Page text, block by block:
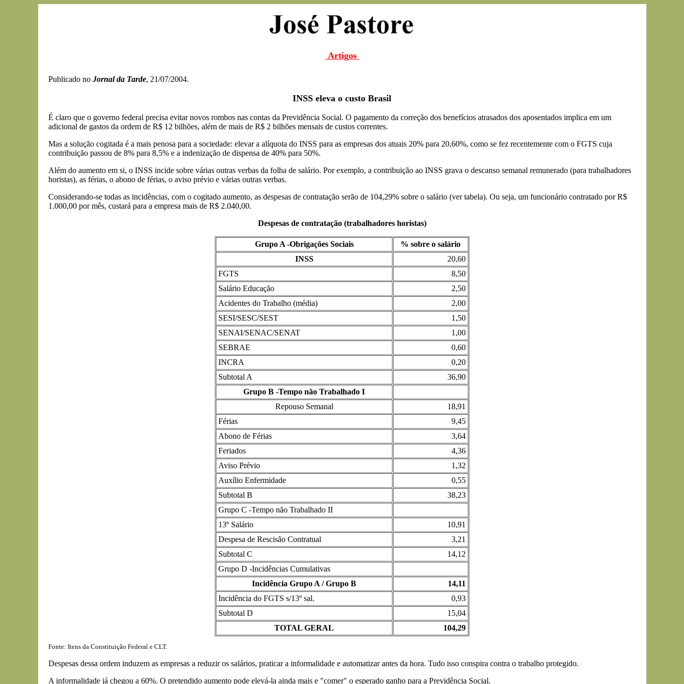
Artigos
Publicado no Jornal da Tarde, 21/07/2004.
INSS eleva o custo Brasil
É claro que o governo federal precisa evitar novos rombos nas contas da Previdência Social. O pagamento da correção dos benefícios atrasados dos aposentados implica em um
adicional de gastos da ordem de R$ 12 bilhões, além de mais de R$ 2 bilhões mensais de custos correntes.
Mas a solução cogitada é a mais penosa para a sociedade: elevar a alíquota do INSS para as empresas dos atuais 20% para 20,60%, como se fez recentemente com o FGTS cuja
contribuição passou de 8% para 8,5% e a indenização de dispensa de 40% para 50%.
Além do aumento em si, o INSS incide sobre várias outras verbas da folha de salário. Por exemplo, a contribuição ao INSS grava o descanso semanal remunerado (para trabalhadores
horistas), as férias, o abono de férias, o aviso prévio e várias outras verbas.
Considerando-se todas as incidências, com o cogitado aumento, as despesas de contratação serão de 104,29% sobre o salário (ver tabela). Ou seja, um funcionário contratado por R$
1.000,00 por mês, custará para a empresa mais de R$ 2.040,00.
Despesas de contratação (trabalhadores horistas)
Grupo A -Obrigações Sociais
% sobre o salário
INSS
20,60
FGTS
8,50
Salário Educação
2,50
Acidentes do Trabalho (média)
2,00
SESI/SESC/SEST
1,50
SENAI/SENAC/SENAT
1,00
SEBRAE
0,60
INCRA
0,20
Subtotal A
36,90
Grupo B -Tempo não Trabalhado I
Repouso Semanal
18,91
Férias
9,45
Abono de Férias
3,64
Feriados
4,36
Aviso Prévio
1,32
Auxílio Enfermidade
0,55
Subtotal B
38,23
Grupo C -Tempo não Trabalhado II
13º Salário
10,91
Despesa de Rescisão Contratual
3,21
Subtotal C
14,12
Grupo D -Incidências Cumulativas
Incidência Grupo A / Grupo B
14,11
Incidência do FGTS s/13º sal.
0,93
Subtotal D
15,04
TOTAL GERAL
104,29
Fonte: Itens da Constituição Federal e CLT.
Despesas dessa ordem induzem as empresas a reduzir os salários, praticar a informalidade e automatizar antes da hora. Tudo isso conspira contra o trabalho protegido.
A informalidade já chegou a 60%. O pretendido aumento pode elevá-la ainda mais e "comer" o esperado ganho para a Previdência Social.